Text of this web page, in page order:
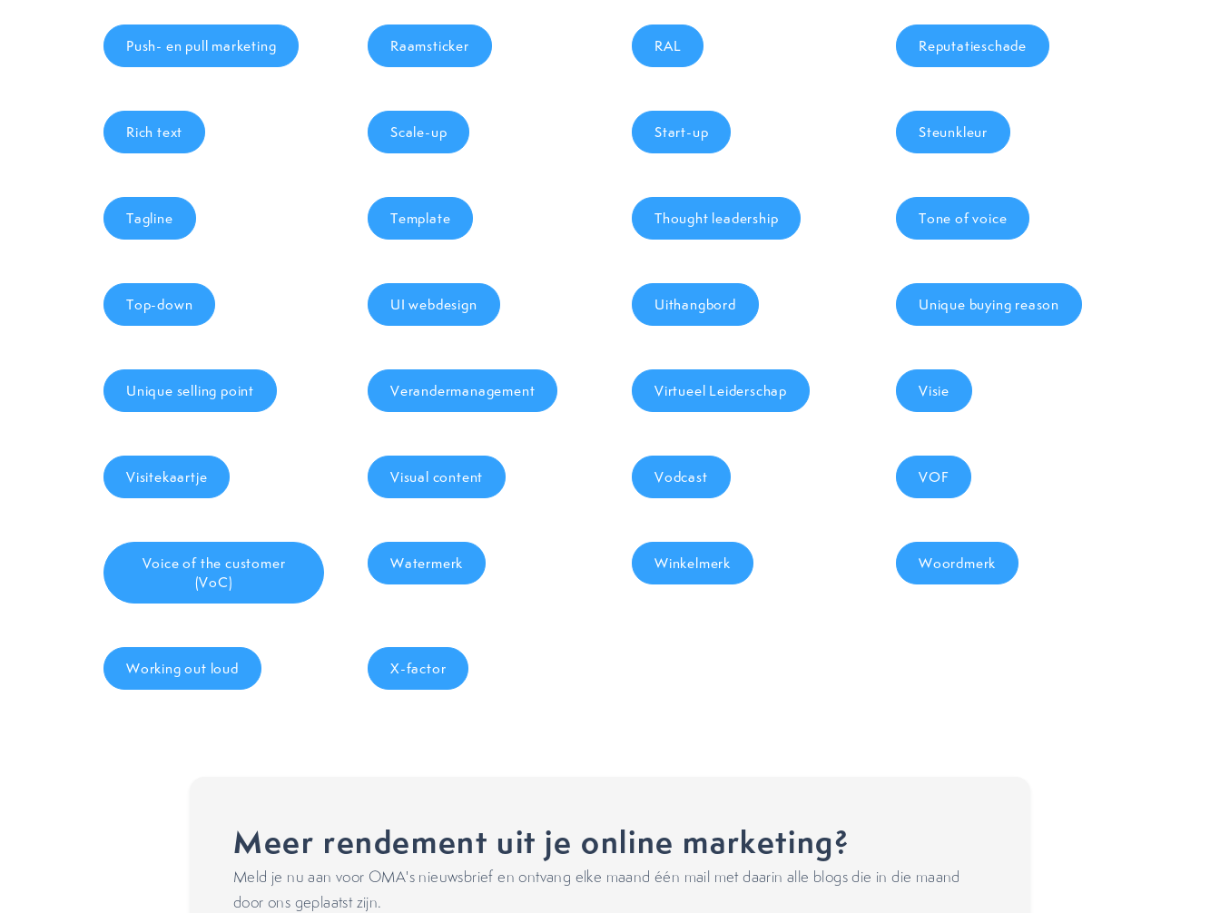
Push- en pull marketing Raamsticker RAL Reputatieschade
Rich text Scale-up Start-up Steunkleur
Tagline Template Thought leadership Tone of voice
Top-down UI webdesign Uithangbord Unique buying reason
Unique selling point Verandermanagement Virtueel Leiderschap Visie
Visitekaartje Visual content Vodcast VOF
Voice of the customer
(VoC)
Watermerk Winkelmerk Woordmerk
Working out loud X-factor
Meer rendement uit je online marketing?
Meld je nu aan voor OMA's nieuwsbrief en ontvang elke maand één mail met daarin alle blogs die in die maand
door ons geplaatst zijn.